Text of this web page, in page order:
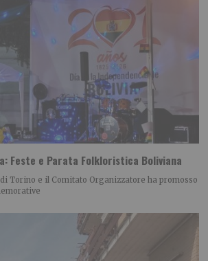
Feste e Parata Folkloristica Boliviana
Torino e il Comitato Organizzatore ha promosso